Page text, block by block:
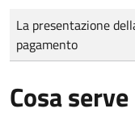
Tipo di pagamento
Importo
La presentazione
pagamento
Cosa serve